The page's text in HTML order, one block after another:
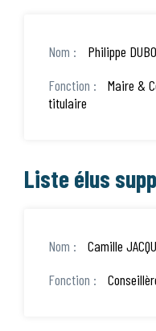
Philippe
Maire &
titulaire
Liste élus
Camille